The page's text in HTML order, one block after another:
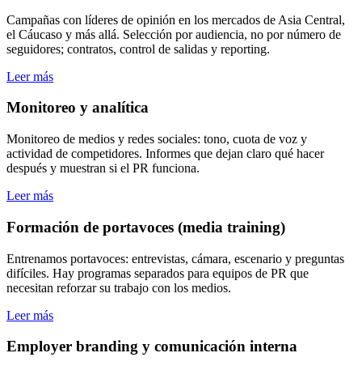
Campañas con líderes de opinión en los mercados de Asia Central,
el Cáucaso y más allá. Selección por audiencia, no por número de
seguidores; contratos, control de salidas y reporting.
Leer más
Monitoreo y analítica
Monitoreo de medios y redes sociales: tono, cuota de voz y
actividad de competidores. Informes que dejan claro qué hacer
después y muestran si el PR funciona.
Leer más
Formación de portavoces (media training)
Entrenamos portavoces: entrevistas, cámara, escenario y preguntas
difíciles. Hay programas separados para equipos de PR que
necesitan reforzar su trabajo con los medios.
Leer más
Employer branding y comunicación interna